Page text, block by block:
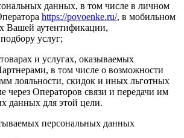
данных, в том числе в личном
https://povoenke.ru/, в мобильном
Вашей аутентификации,
услуг;
и услугах, оказываемых
в том числе о возможности
лояльности, скидок и иных льготных
через Операторов связи и передачи им
данных для этой цели.
персональных данных